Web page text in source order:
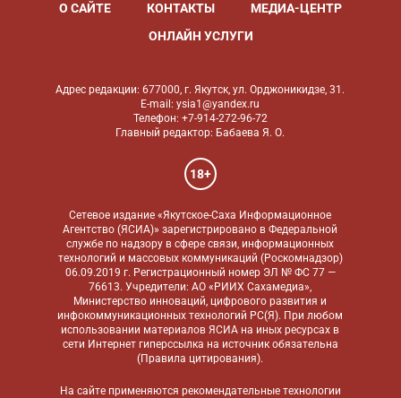
О САЙТЕ КОНТАКТЫ
МЕДИА-ЦЕНТР
ОНЛАЙН УСЛУГИ
Адрес редакции: 677000, г. Якутск, ул. Орджоникидзе, 31.
E-mail: ysia1@yandex.ru
Телефон: +7-914-272-96-72
Главный редактор: Бабаева Я. О.
18+
Сетевое издание «Якутское-Саха Информационное
Агентство (ЯСИА)» зарегистрировано в Федеральной
службе по надзору в сфере связи, информационных
технологий и массовых коммуникаций (Роскомнадзор)
06.09.2019 г. Регистрационный номер ЭЛ № ФС 77 —
76613. Учредители: АО «РИИХ Сахамедиа»,
Министерство инноваций, цифрового развития и
инфокоммуникационных технологий РС(Я). При любом
использовании материалов ЯСИА на иных ресурсах в
сети Интернет гиперссылка на источник обязательна
(Правила цитирования).
На сайте применяются рекомендательные технологии